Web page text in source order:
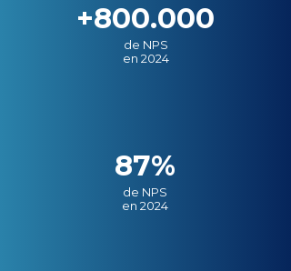
+800.000
de NPS
en 2024
87%
de NPS
en 2024